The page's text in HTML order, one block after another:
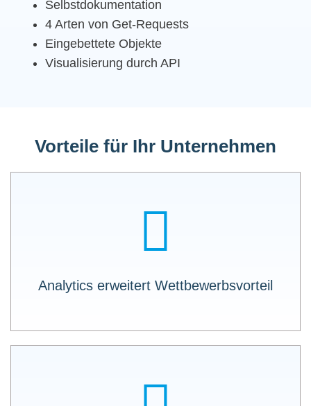
Selbstdokumentation
4 Arten von Get-Requests
Eingebettete Objekte
Visualisierung durch API
Vorteile für Ihr Unternehmen
Analytics erweitert Wettbewerbsvorteil